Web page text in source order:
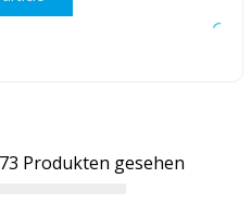
Produkten gesehen